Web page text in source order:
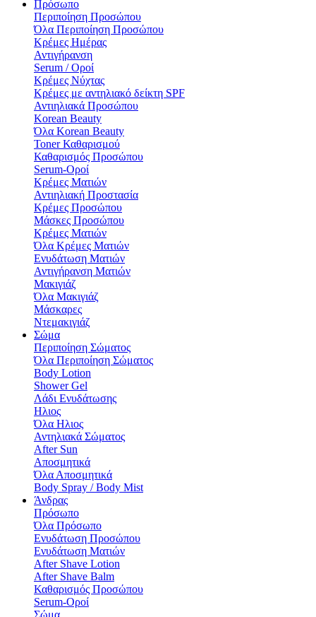
Πρόσωπο
Περιποίηση Προσώπου
Όλα Περιποίηση Προσώπου
Κρέμες Ημέρας
Αντιγήρανση
Serum / Οροί
Κρέμες Νύχτας
Κρέμες με αντηλιακό δείκτη SPF
Αντιηλιακά Προσώπου
Korean Beauty
Όλα Korean Beauty
Toner Καθαρισμού
Καθαρισμός Προσώπου
Serum-Οροί
Κρέμες Ματιών
Αντιηλιακή Προστασία
Κρέμες Προσώπου
Μάσκες Προσώπου
Κρέμες Ματιών
Όλα Κρέμες Ματιών
Ενυδάτωση Mατιών
Αντιγήρανση Ματιών
Μακιγιάζ
Όλα Μακιγιάζ
Μάσκαρες
Ντεμακιγιάζ
Σώμα
Περιποίηση Σώματος
Όλα Περιποίηση Σώματος
Body Lotion
Shower Gel
Λάδι Ενυδάτωσης
Hλιος
Όλα Hλιος
Αντηλιακά Σώματος
After Sun
Αποσμητικά
Όλα Αποσμητικά
Body Spray / Body Mist
Άνδρας
Πρόσωπο
Όλα Πρόσωπο
Ενυδάτωση Προσώπου
Ενυδάτωση Ματιών
After Shave Lotion
After Shave Balm
Καθαρισμός Προσώπου
Serum-Οροί
Σώμα